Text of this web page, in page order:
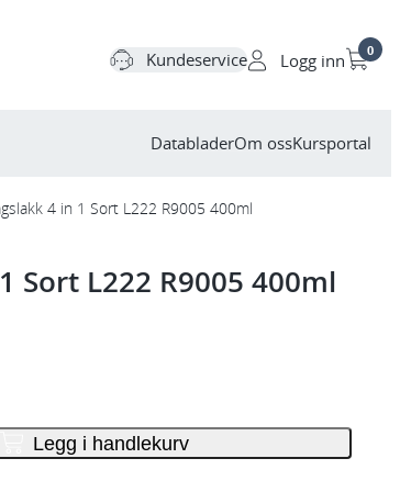
Kundeservice Logg inn 0
DatabladerOm ossKursportal
4 in 1 Sort L222 R9005 400ml
Sort L222 R9005 400ml
Legg i handlekurv